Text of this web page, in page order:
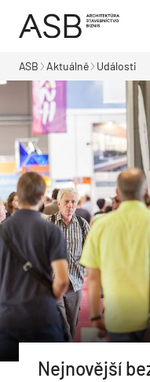
ASB Aktuálně Události
Nejnovější